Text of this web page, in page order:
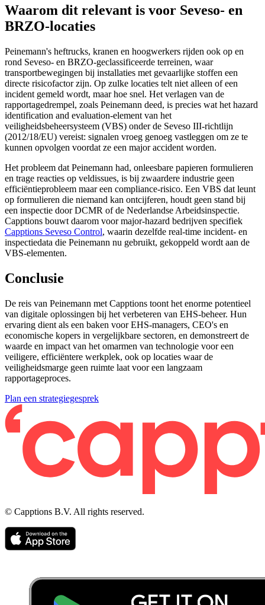
Waarom dit relevant is voor Seveso- en
BRZO-locaties
Peinemann's heftrucks, kranen en hoogwerkers rijden ook op en
rond Seveso- en BRZO-geclassificeerde terreinen, waar
transportbewegingen bij installaties met gevaarlijke stoffen een
directe risicofactor zijn. Op zulke locaties telt niet alleen of een
incident gemeld wordt, maar hoe snel. Het verlagen van de
rapportagedrempel, zoals Peinemann deed, is precies wat het hazard
identification and evaluation-element van het
veiligheidsbeheersysteem (VBS) onder de Seveso III-richtlijn
(2012/18/EU) vereist: signalen vroeg genoeg vastleggen om ze te
kunnen opvolgen voordat ze een major accident worden.
Het probleem dat Peinemann had, onleesbare papieren formulieren
en trage reacties op veldissues, is bij zwaardere industrie geen
efficiëntieprobleem maar een compliance-risico. Een VBS dat leunt
op formulieren die niemand kan ontcijferen, houdt geen stand bij
een inspectie door DCMR of de Nederlandse Arbeidsinspectie.
Capptions bouwt daarom voor major-hazard bedrijven specifiek
Capptions Seveso Control, waarin dezelfde real-time incident- en
inspectiedata die Peinemann nu gebruikt, gekoppeld wordt aan de
VBS-elementen.
Conclusie
De reis van Peinemann met Capptions toont het enorme potentieel
van digitale oplossingen bij het verbeteren van EHS-beheer. Hun
ervaring dient als een baken voor EHS-managers, CEO's en
economische kopers in vergelijkbare sectoren, en demonstreert de
waarde en impact van het omarmen van technologie voor een
veiligere, efficiëntere werkplek, ook op locaties waar de
veiligheidsmarge geen ruimte laat voor een langzaam
rapportageproces.
Plan een strategiegesprek
© Capptions B.V. All rights reserved.